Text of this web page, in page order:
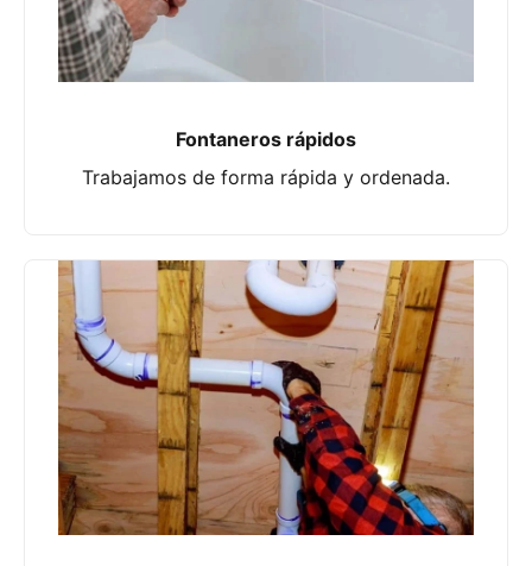
Fontaneros rápidos
Trabajamos de forma rápida y ordenada.